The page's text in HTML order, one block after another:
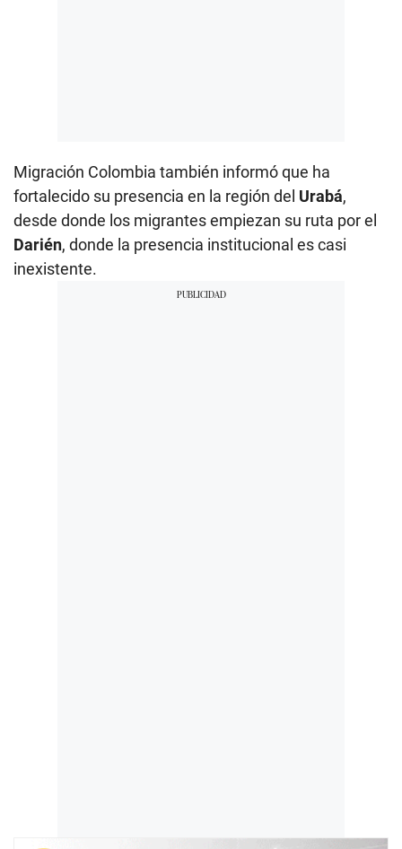
Migración Colombia también informó que ha
fortalecido su presencia en la región del Urabá,
desde donde los migrantes empiezan su ruta por el
Darién, donde la presencia institucional es casi
inexistente.